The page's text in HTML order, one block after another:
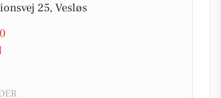
25, Vesløs